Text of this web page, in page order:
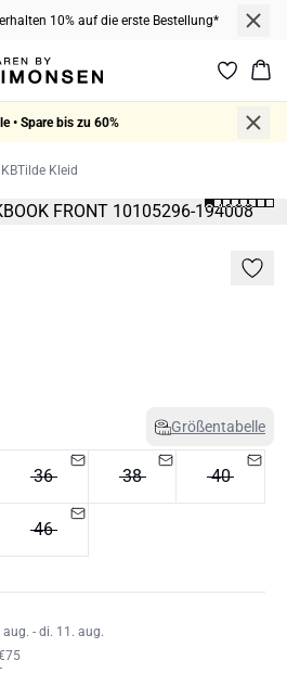
10% auf die erste Bestellung*
• Spare bis zu 60%
KBTilde Kleid
Größentabelle
36 38 40
46
- di. 11. aug.